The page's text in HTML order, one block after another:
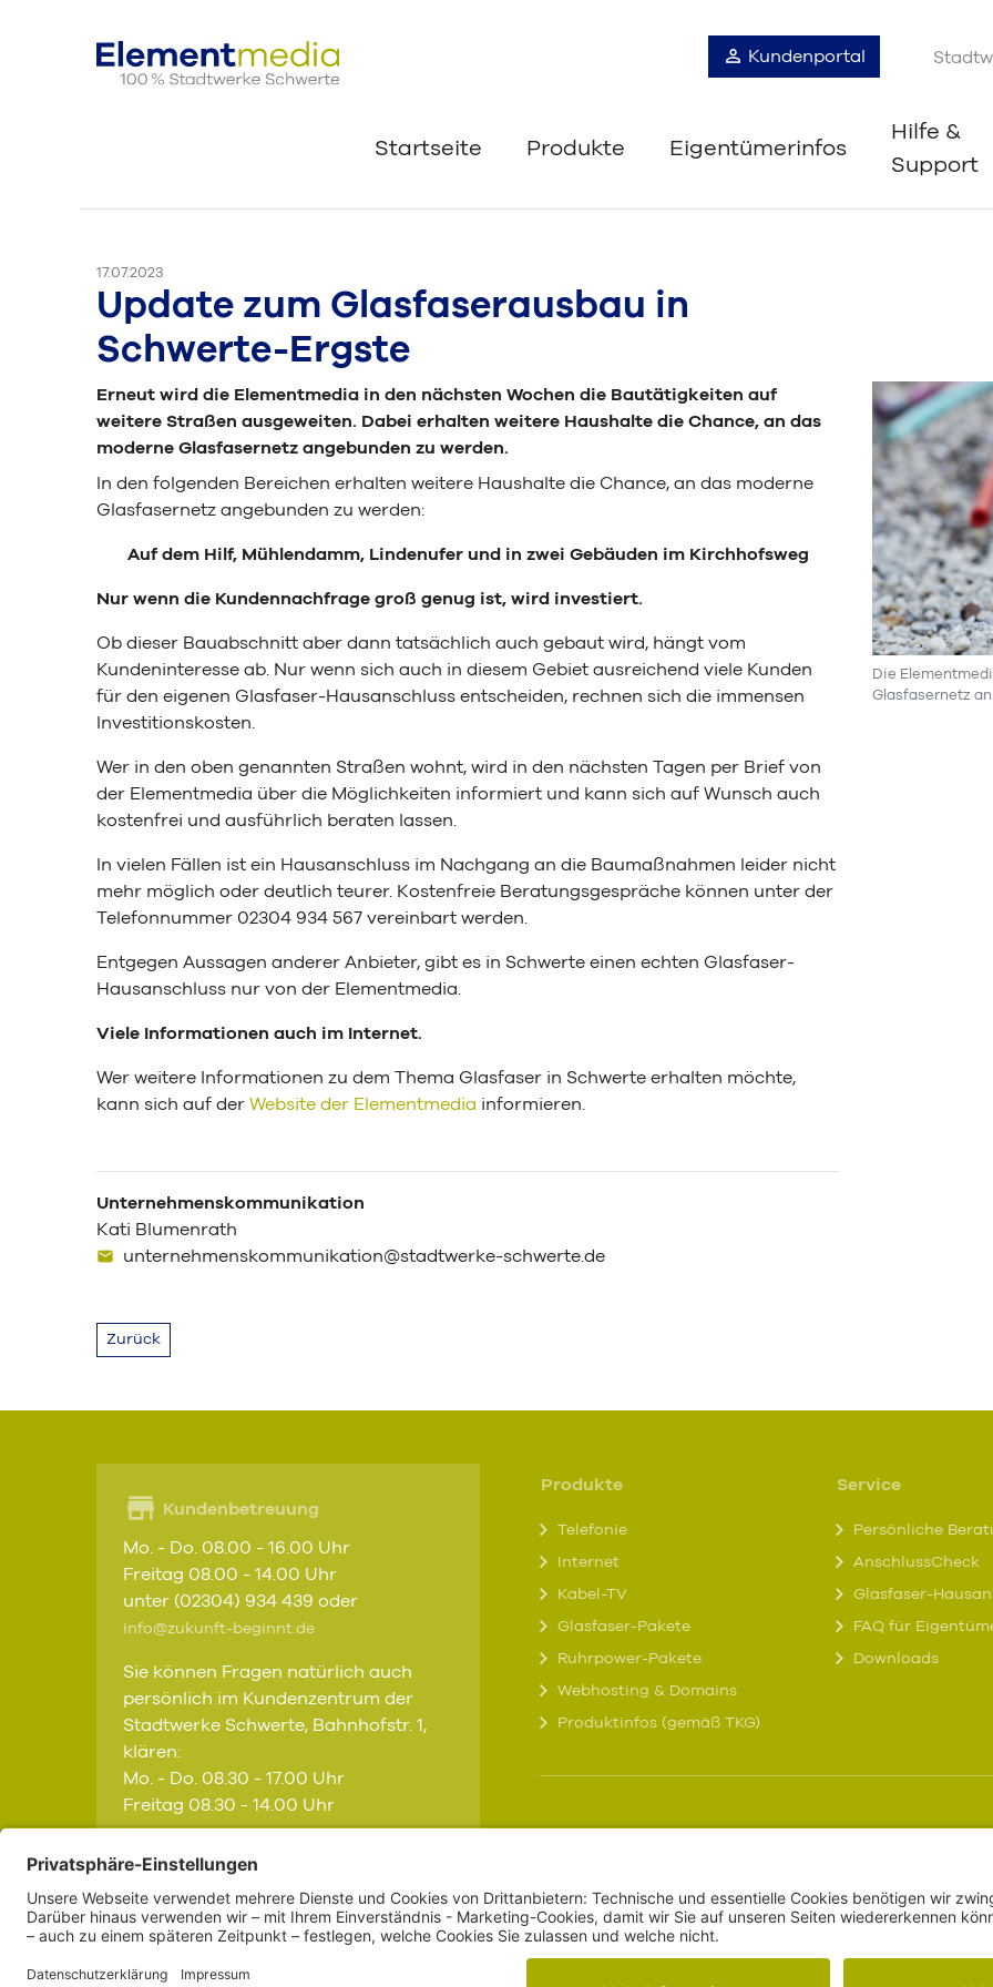
Kundenportal
Startseite Produkte Eigentümerinfos
Hilfe &
Support
17.07.2023
Update zum Glasfaserausbau in
Schwerte-Ergste
Erneut wird die Elementmedia in den nächsten Wochen die Bautätigkeiten auf
weitere Straßen ausgeweiten. Dabei erhalten weitere Haushalte die Chance, an das
moderne Glasfasernetz angebunden zu werden.
In den folgenden Bereichen erhalten weitere Haushalte die Chance, an das moderne
Glasfasernetz angebunden zu werden:
Auf dem Hilf, Mühlendamm, Lindenufer und in zwei Gebäuden im Kirchhofsweg
Nur wenn die Kundennachfrage groß genug ist, wird investiert.
Ob dieser Bauabschnitt aber dann tatsächlich auch gebaut wird, hängt vom
Kundeninteresse ab. Nur wenn sich auch in diesem Gebiet ausreichend viele Kunden
für den eigenen Glasfaser-Hausanschluss entscheiden, rechnen sich die immensen
Investitionskosten.
Wer in den oben genannten Straßen wohnt, wird in den nächsten Tagen per Brief von
der Elementmedia über die Möglichkeiten informiert und kann sich auf Wunsch auch
kostenfrei und ausführlich beraten lassen.
In vielen Fällen ist ein Hausanschluss im Nachgang an die Baumaßnahmen leider nicht
mehr möglich oder deutlich teurer. Kostenfreie Beratungsgespräche können unter der
Telefonnummer 02304 934 567 vereinbart werden.
Entgegen Aussagen anderer Anbieter, gibt es in Schwerte einen echten Glasfaser-
Hausanschluss nur von der Elementmedia.
Viele Informationen auch im Internet.
Wer weitere Informationen zu dem Thema Glasfaser in Schwerte erhalten möchte,
kann sich auf der Website der Elementmedia informieren.
Die
Glasfasernetz
Unternehmenskommunikation
Kati Blumenrath
unternehmenskommunikation@stadtwerke-schwerte.de
Zurück
Kundenbetreuung
Mo. - Do. 08.00 - 16.00 Uhr
Freitag 08.00 - 14.00 Uhr
unter (02304) 934 439 oder
info@zukunft-beginnt.de
Sie können Fragen natürlich auch
persönlich im Kundenzentrum der
Stadtwerke Schwerte, Bahnhofstr. 1,
klären:
Mo. - Do. 08.30 - 17.00 Uhr
Freitag 08.30 - 14.00 Uhr
Produkte
Telefonie
Internet
Kabel-TV
Glasfaser-Pakete
Ruhrpower-Pakete
Webhosting & Domains
Produktinfos (gemäß TKG)
Service
Persönliche
AnschlussCheck
Glasfaser-
FAQ für
Downloads
Anfahrt AGB &